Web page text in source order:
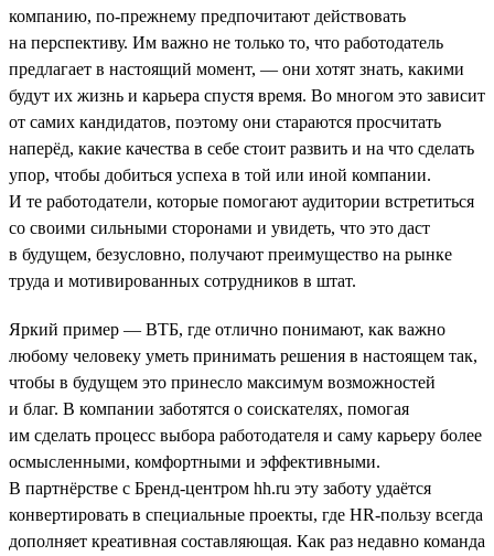
компанию, по-прежнему предпочитают действовать
на перспективу. Им важно не только то, что работодатель
предлагает в настоящий момент, — они хотят знать, какими
будут их жизнь и карьера спустя время. Во многом это зависит
от самих кандидатов, поэтому они стараются просчитать
наперёд, какие качества в себе стоит развить и на что сделать
упор, чтобы добиться успеха в той или иной компании.
И те работодатели, которые помогают аудитории встретиться
со своими сильными сторонами и увидеть, что это даст
в будущем, безусловно, получают преимущество на рынке
труда и мотивированных сотрудников в штат.
Яркий пример — ВТБ, где отлично понимают, как важно
любому человеку уметь принимать решения в настоящем так,
чтобы в будущем это принесло максимум возможностей
и благ. В компании заботятся о соискателях, помогая
им сделать процесс выбора работодателя и саму карьеру более
осмысленными, комфортными и эффективными.
В партнёрстве с Бренд-центром hh.ru эту заботу удаётся
конвертировать в специальные проекты, где HR-пользу всегда
дополняет креативная составляющая. Как раз недавно команда